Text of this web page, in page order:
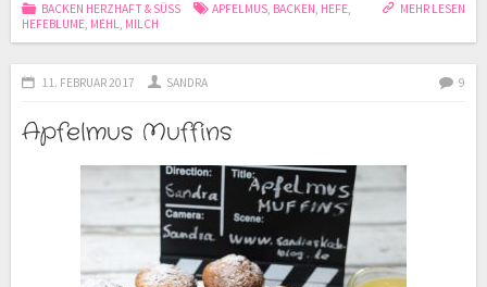
MEHR LESEN
BACKEN HERZHAFT & SÜSS APFELMUS, BACKEN, HEFE,
HEFEBLUME, MEHL, MILCH
11. FEBRUAR 2017 SANDRA 9
Apfelmus Muffins